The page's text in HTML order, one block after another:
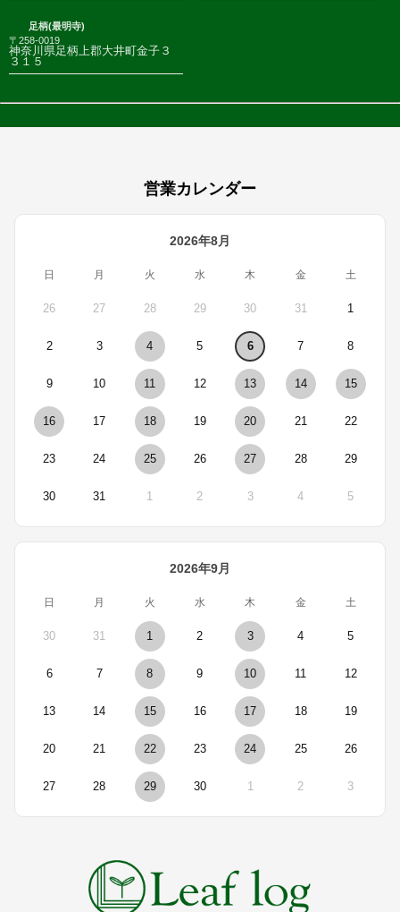
足柄(最明寺)
〒258-0019
神奈川県足柄上郡大井町金子３
３１５
営業カレンダー
2026年8月
日 月 火 水 木 金 土
26 27 28 29 30 31 1
2 3 4 5 6 7 8
9 10 11 12 13 14 15
16 17 18 19 20 21 22
23 24 25 26 27 28 29
30 31 1 2 3 4 5
2026年9月
日 月 火 水 木 金 土
30 31 1 2 3 4 5
6 7 8 9 10 11 12
13 14 15 16 17 18 19
20 21 22 23 24 25 26
27 28 29 30 1 2 3